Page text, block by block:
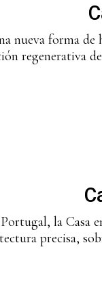
nueva forma
regenerativa
la
precisa,